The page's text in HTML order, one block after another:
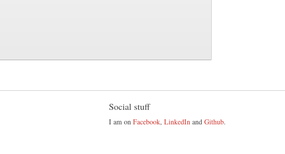
Social stuff
I am on Facebook, LinkedIn and Github.